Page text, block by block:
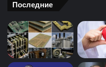
Последние